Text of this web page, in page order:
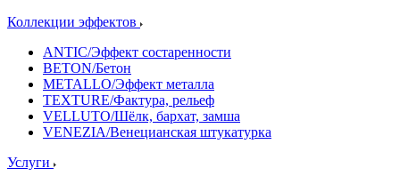
Коллекции эффектов
ANTIC/Эффект состаренности
BETON/Бетон
METALLO/Эффект металла
TEXTURE/Фактура, рельеф
VELLUTO/Шёлк, бархат, замша
VENEZIA/Венецианская штукатурка
Услуги